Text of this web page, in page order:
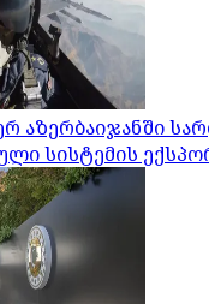
აზერბაიჯანში
სისტემის